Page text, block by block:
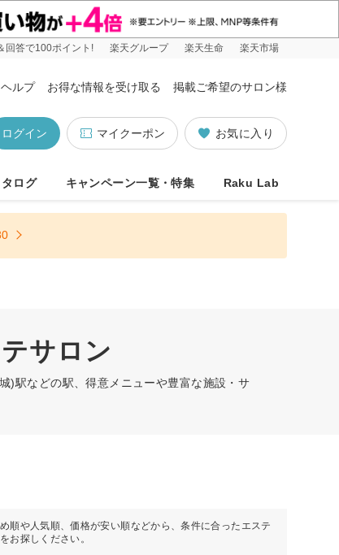
回答で100ポイント! 楽天グループ 楽天生命 楽天市場
ヘルプ お得な情報を受け取る 掲載ご希望のサロン様
お気に入り
マイクーポン
ログイン
ログ キャンペーン一覧・特集 Raku Lab
サロン
)駅などの駅、得意メニューや豊富な施設・サ
順や人気順、価格が安い順などから、条件に合ったエステ
お探しください。